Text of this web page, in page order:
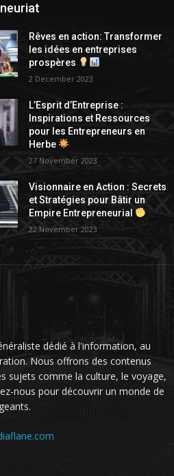
Rêves en action: Transformer
les idées en entreprises
prospères
2 December 2023
L’Esprit d’Entreprise :
Inspirations et Ressources
pour les Entrepreneurs en
Herbe
27 November 2023
Visionnaire en Action : Secrets
et Stratégies pour Bâtir un
Empire Entrepreneurial
22 November 2023
dédié à l'information, au
Nous offrons des contenus
sujets comme la culture, le voyage,
nous pour découvrir un monde de